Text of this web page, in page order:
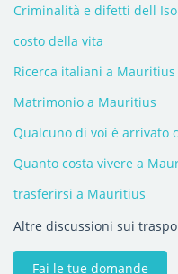
Criminalità e difetti dell
costo della vita
Ricerca italiani a Mauritius
Matrimonio a Mauritius
Qualcuno di voi è arrivato
Quanto costa vivere a
trasferirsi a Mauritius
Altre discussioni sui
Fai le tue domande